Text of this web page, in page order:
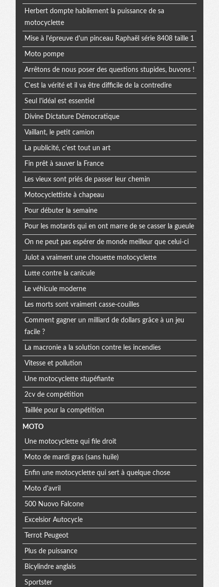
Herbert dompte habilement la puissance de sa
motocyclette
Mise à l'épreuve d'un pinceau Raphaël série 8408 taille 1
Moto pompe
Arrêtons de nous poser des questions stupides, buvons !
C'est la vérité et il va être difficile de la contredire
Seul l'idéal est essentiel
Divine Dictature Démocratique
Vaillant, le petit camion
La publicité, c'est tout un art
Fin prêt à sauver la France
Les vieux sont priés de passer leur chemin
Motocyclettiste à chapeau
Pour débuter la semaine
Pour les motards qui en ont marre de se casser la gueule
On ne peut pas espérer de monde meilleur que celui-ci
Julot a vraiment une chouette motocyclette
Lutte contre la canicule
Le véhicule moderne
Les morts sont vraiment casse-couilles
Comment gagner un milliard de dollars grâce à un jeu
facile ?
La macronie a la solution contre les incendies
Vitesse et pollution
Une motocyclette stupéfiante
2cv de compétition
Taillée pour la compétition
MOTO
Une motocyclette qui file droit
Moto de mardi gras (sans huile)
Enfin une motocyclette qui sert à quelque chose
Moto d'avril
500 Nuovo Falcone
Excelsior Autocycle
Terrot Peugeot
Plus de puissance
Bicylindre anglais
Sportster